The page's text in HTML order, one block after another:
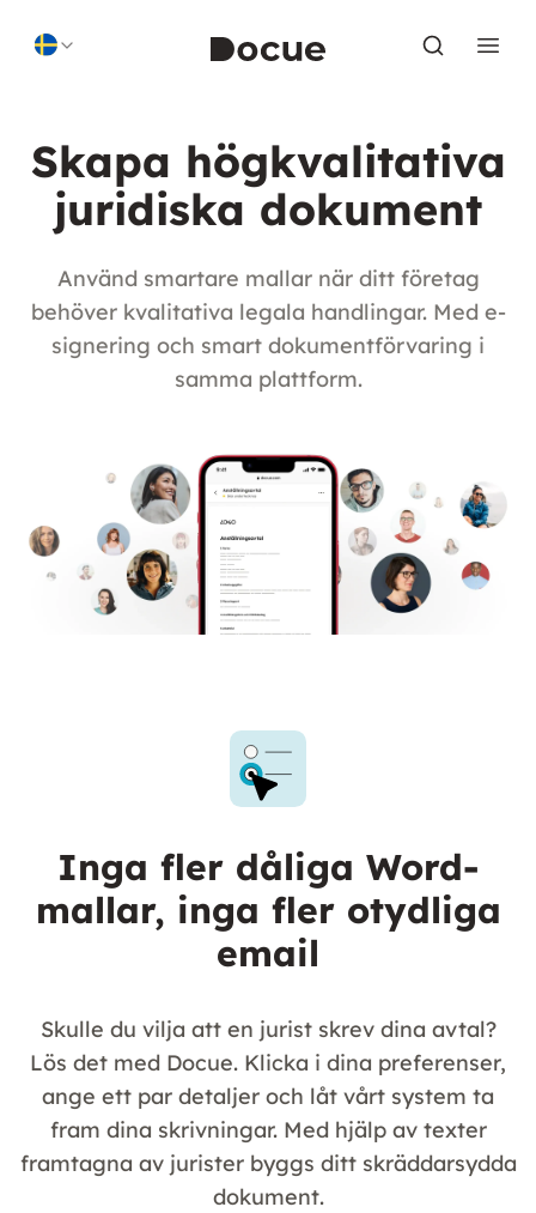
Skapa högkvalitativa
juridiska dokument
Använd smartare mallar när ditt företag
behöver kvalitativa legala handlingar. Med e-
signering och smart dokumentförvaring i
samma plattform.
Inga fler dåliga Word-
mallar, inga fler otydliga
email
Skulle du vilja att en jurist skrev dina avtal?
Lös det med Docue. Klicka i dina preferenser,
ange ett par detaljer och låt vårt system ta
fram dina skrivningar. Med hjälp av texter
framtagna av jurister byggs ditt skräddarsydda
dokument.